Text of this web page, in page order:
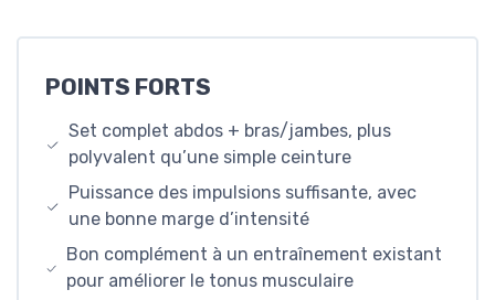
POINTS FORTS
Set complet abdos + bras/jambes, plus
polyvalent qu’une simple ceinture
Puissance des impulsions suffisante, avec
une bonne marge d’intensité
Bon complément à un entraînement existant
pour améliorer le tonus musculaire